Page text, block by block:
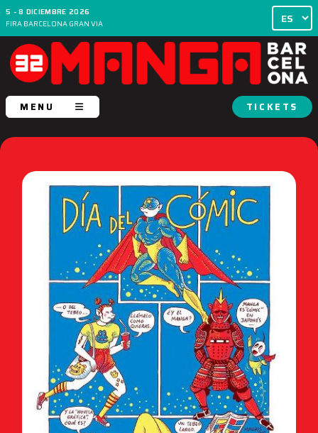
5 - 8 DICIEMBRE 2026
FIRA BARCELONA GRAN VIA
MENU TICKETS